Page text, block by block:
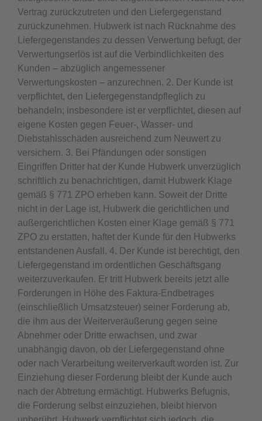
Vertrag zurückzutreten und den Liefergegenstand
zurückzunehmen. Hubwerk ist nach Rücknahme des
Liefergegenstandes zu dessen Verwertung befugt, der
Verwertungserlös ist auf die Verbindlichkeiten des
Kunden – abzüglich angemessener
Verwertungskosten – anzurechnen. 2. Der Kunde ist
verpflichtet, den Liefergegenstandpfleglich zu
behandeln; insbesondere ist er verpflichtet, diesen auf
eigene Kosten gegen Feuer-, Wasser- und
Diebstahlsschäden ausreichend zum Neuwert zu
versichern. 3. Bei Pfändungen oder sonstigen
Eingriffen Dritter hat der Kunde Hubwerk unverzüglich
schriftlich zu benachrichtigen, damit Hubwerk Klage
gemäß § 771 ZPO erheben kann. Soweit der Dritte
nicht in der Lage ist, Hubwerk die gerichtlichen und
außergerichtlichen Kosten einer Klage gemäß § 771
ZPO zu erstatten, haftet der Kunde für den Hubwerks
entstandenen Ausfall. 4. Der Kunde ist berechtigt, den
Liefergegenstand im ordentlichen Geschäftsgang
weiterzuverkaufen. Er tritt Hubwerk bereits jetzt alle
Forderungen in Höhe des Faktura-Endbetrages
(einschließlich Umsatzsteuer) seiner Forderung ab,
die ihm aus der Weiterveräußerung gegen seine
Abnehmer oder Dritte erwachsen, und zwar
unabhängig davon, ob der Liefergegenstand ohne
oder nach Verarbeitung weiterverkauft worden ist. Zur
Einziehung dieser Forderung bleibt der Kunde auch
nach der Abtretung ermächtigt. Hubwerks Befugnis,
die Forderung selbst einzuziehen, bleibt hiervon